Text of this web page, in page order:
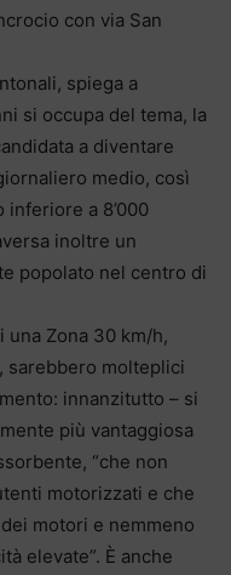
con via San
spiega a
si occupa del tema, la
a diventare
medio, così
a 8’000
inoltre un
popolato nel centro di
una Zona 30 km/h,
sarebbero molteplici
innanzitutto – si
più vantaggiosa
“che non
motorizzati e che
motori e nemmeno
elevate”. È anche